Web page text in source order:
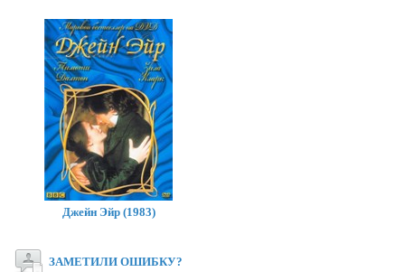
Джейн Эйр (1983)
ЗАМЕТИЛИ ОШИБКУ?